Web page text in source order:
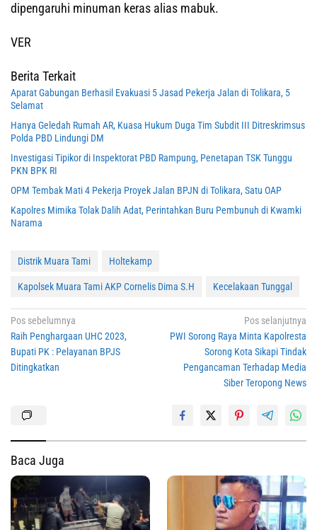
dipengaruhi minuman keras alias mabuk.
VER
Berita Terkait
Aparat Gabungan Berhasil Evakuasi 5 Jasad Pekerja Jalan di Tolikara, 5
Selamat
Hanya Geledah Rumah AR, Kuasa Hukum Duga Tim Subdit III Ditreskrimsus
Polda PBD Lindungi DM
Investigasi Tipikor di Inspektorat PBD Rampung, Penetapan TSK Tunggu
PKN BPK RI
OPM Tembak Mati 4 Pekerja Proyek Jalan BPJN di Tolikara, Satu OAP
Kapolres Mimika Tolak Dalih Adat, Perintahkan Buru Pembunuh di Kwamki
Narama
Distrik Muara Tami Holtekamp
Kapolsek Muara Tami AKP Cornelis Dima S.H Kecelakaan Tunggal
Navigasi
pos
Pos sebelumnya
Raih Penghargaan UHC 2023,
Bupati PK : Pelayanan BPJS
Ditingkatkan
Pos selanjutnya
PWI Sorong Raya Minta Kapolresta
Sorong Kota Sikapi Tindak
Pengancaman Terhadap Media
Siber Teropong News
Baca Juga